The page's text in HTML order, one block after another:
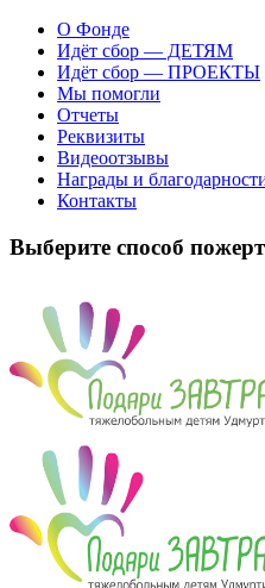
О Фонде
Идёт сбор — ДЕТЯМ
Идёт сбор — ПРОЕКТЫ
Мы помогли
Отчеты
Реквизиты
Видеоотзывы
Награды и
Контакты
Выберите способ